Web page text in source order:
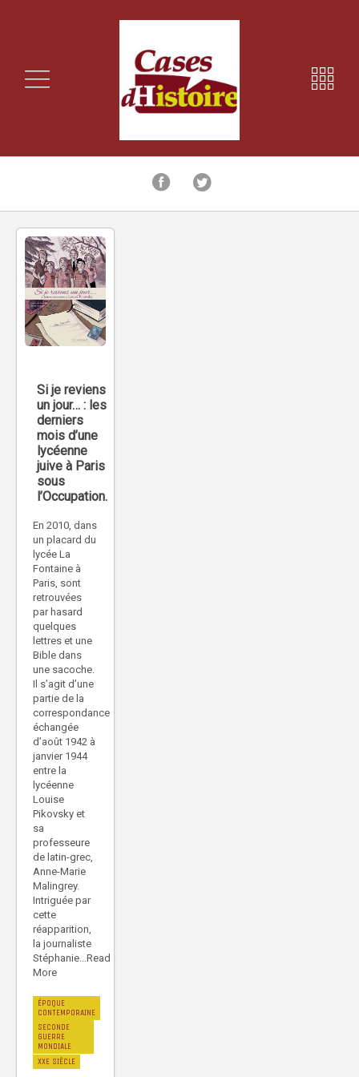
Si je reviens
un jour… : les
derniers
mois d’une
lycéenne
juive à Paris
sous
l’Occupation.
En 2010, dans
un placard du
lycée La
Fontaine à
Paris, sont
retrouvées
par hasard
quelques
lettres et une
Bible dans
une sacoche.
Il s’agit d’une
partie de la
correspondance
échangée
d’août 1942 à
janvier 1944
entre la
lycéenne
Louise
Pikovsky et
sa
professeure
de latin-grec,
Anne-Marie
Malingrey.
Intriguée par
cette
réapparition,
la journaliste
Stéphanie...Read
More
ÉPOQUE
CONTEMPORAINE
SECONDE
GUERRE
MONDIALE
XXE SIÈCLE